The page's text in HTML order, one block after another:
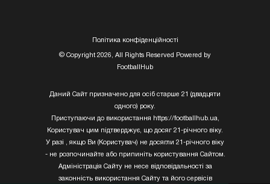
Полiтика конфiденцiйностi
© Copyright 2026, All Rights Reserved Powered by
FootballHub
Даний Сайт призначено для осіб старше 21 (двадцяти
одного) року.
Приступаючи до використання https://footballhub.ua,
Користувач цим підтверджує, що досяг 21-річного віку.
У разі , якщо Ви (Користувач) не досягли 21-річного віку
- не розпочинайте або припиніть користування Сайтом.
Адміністрація Сайту не несе відповідальності за
законність використання Сайту та його сервісів